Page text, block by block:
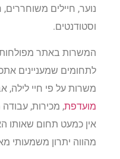
נוער, חיילים משוחררים,
וסטודנטים.
המשרות באתר מפולחות
לתחומים שמעניינים
משרות על פי חיי לילה,
מועדפת, מכירות, עבודה
אין כמעט תחום שאותו
מהווה יתרון משמעותי